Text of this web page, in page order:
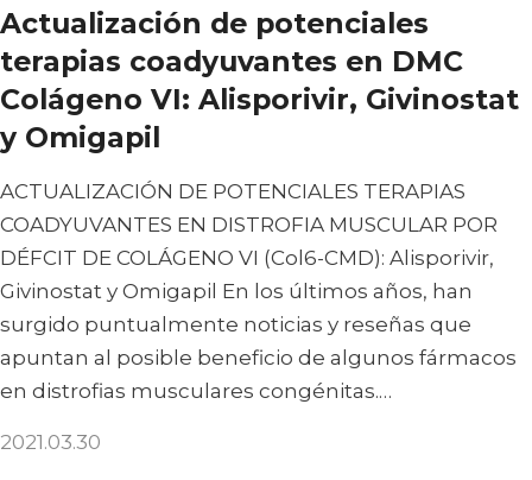
Actualización de potenciales
terapias coadyuvantes en DMC
Colágeno VI: Alisporivir, Givinostat
y Omigapil
ACTUALIZACIÓN DE POTENCIALES TERAPIAS
COADYUVANTES EN DISTROFIA MUSCULAR POR
DÉFCIT DE COLÁGENO VI (Col6-CMD): Alisporivir,
Givinostat y Omigapil En los últimos años, han
surgido puntualmente noticias y reseñas que
apuntan al posible beneficio de algunos fármacos
en distrofias musculares congénitas.…
2021.03.30